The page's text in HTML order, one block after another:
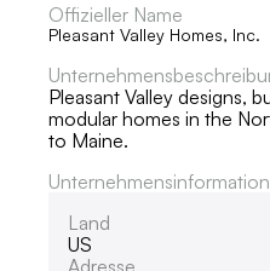
Offizieller Name
Pleasant Valley Homes, Inc.
Pleasant Valley designs,
modular homes in the
to Maine.
Land
US
Adresse